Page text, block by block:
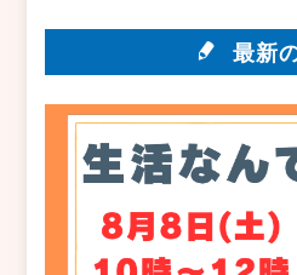
最新